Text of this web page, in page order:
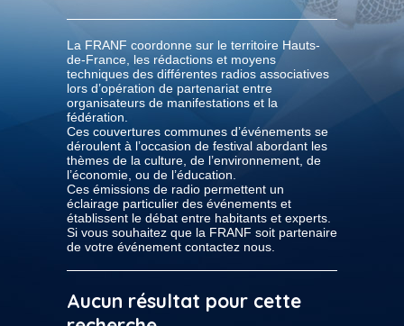
La FRANF coordonne sur le territoire Hauts-
de-France, les rédactions et moyens
techniques des différentes radios associatives
lors d’opération de partenariat entre
organisateurs de manifestations et la
fédération.
Ces couvertures communes d’événements se
déroulent à l’occasion de festival abordant les
thèmes de la culture, de l’environnement, de
l’économie, ou de l’éducation.
Ces émissions de radio permettent un
éclairage particulier des événements et
établissent le débat entre habitants et experts.
Si vous souhaitez que la FRANF soit partenaire
de votre événement contactez nous.
Aucun résultat pour cette